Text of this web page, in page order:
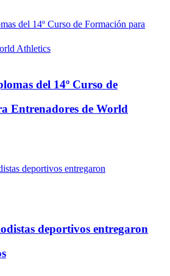
del 14º Curso de
Entrenadores de World
deportivos entregaron